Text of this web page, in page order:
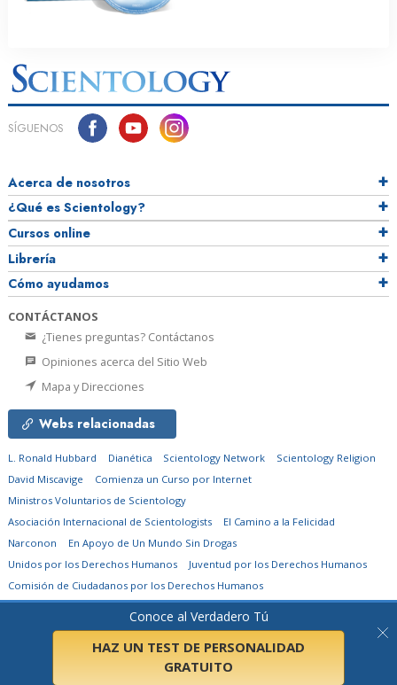
Conoce al Verdadero Tú
HAZ UN TEST DE PERSONALIDAD
GRATUITO
SÍGUENOS
Acerca de nosotros
¿Qué es Scientology?
Cursos online
Librería
Cómo ayudamos
CONTÁCTANOS
¿Tienes preguntas? Contáctanos
Opiniones acerca del Sitio Web
Mapa y Direcciones
Webs relacionadas
L. Ronald Hubbard Dianética Scientology Network
Scientology Religion
David Miscavige
Comienza un Curso por Internet
Ministros Voluntarios de Scientology
Asociación Internacional de Scientologists
El Camino a la Felicidad
Narconon
En Apoyo de Un Mundo Sin Drogas
Unidos por los Derechos Humanos
Juventud por los Derechos Humanos
Comisión de Ciudadanos por los Derechos Humanos
Church of Scientology Flag Ship Service Organization.
derechos reservados.Aviso de privacidad•Política de cookies•Términos de